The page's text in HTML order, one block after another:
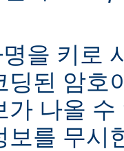
을 키로
딩된 암호
가 나올
보를 무시